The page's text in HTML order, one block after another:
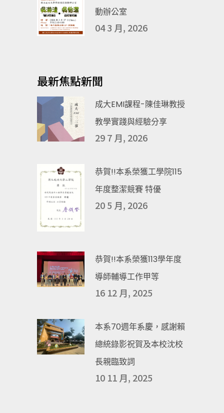
動辦公室
04 3 月, 2026
最新焦點新聞
成大EMI課程-陳佳琳教授
教學實踐與經驗分享
29 7 月, 2026
恭賀!!本系榮獲工學院115
年度整潔競賽 特優
20 5 月, 2026
恭賀!!本系榮獲113學年度
導師輔導工作甲等
16 12 月, 2025
本系70週年系慶，感謝賴
總統錄影祝賀及本校沈校
長親臨致詞
10 11 月, 2025